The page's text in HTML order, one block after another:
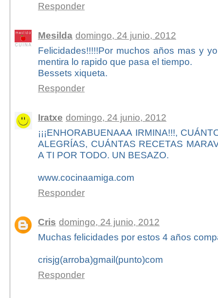
Responder
Mesilda domingo, 24 junio, 2012
Felicidades!!!!!Por muchos años mas y
mentira lo rapido que pasa el tiempo.
Bessets xiqueta.
Responder
Iratxe domingo, 24 junio, 2012
¡¡¡ENHORABUENAAA IRMINA!!!,
ALEGRÍAS, CUÁNTAS RECETAS
A TI POR TODO. UN BESAZO.
www.cocinaamiga.com
Responder
Cris domingo, 24 junio, 2012
Muchas felicidades por estos 4 años
crisjg(arroba)gmail(punto)com
Responder